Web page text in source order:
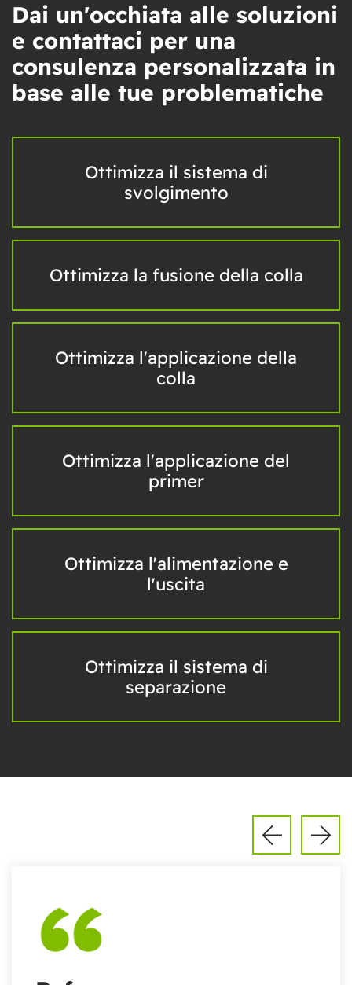
Ottimizza il sistema di
svolgimento
Ottimizza la fusione della colla
Ottimizza l'applicazione della
colla
Ottimizza l'applicazione del
primer
Ottimizza l'alimentazione e
l'uscita
Ottimizza il sistema di
separazione
Dai un'occhiata alle soluzioni
e contattaci per una
consulenza personalizzata in
base alle tue problematiche